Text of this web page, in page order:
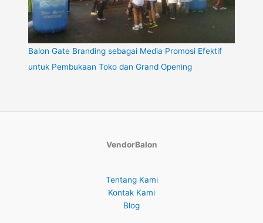
Balon Gate Branding sebagai Media Promosi Efektif
untuk Pembukaan Toko dan Grand Opening
VendorBalon
Tentang Kami
Kontak Kami
Blog